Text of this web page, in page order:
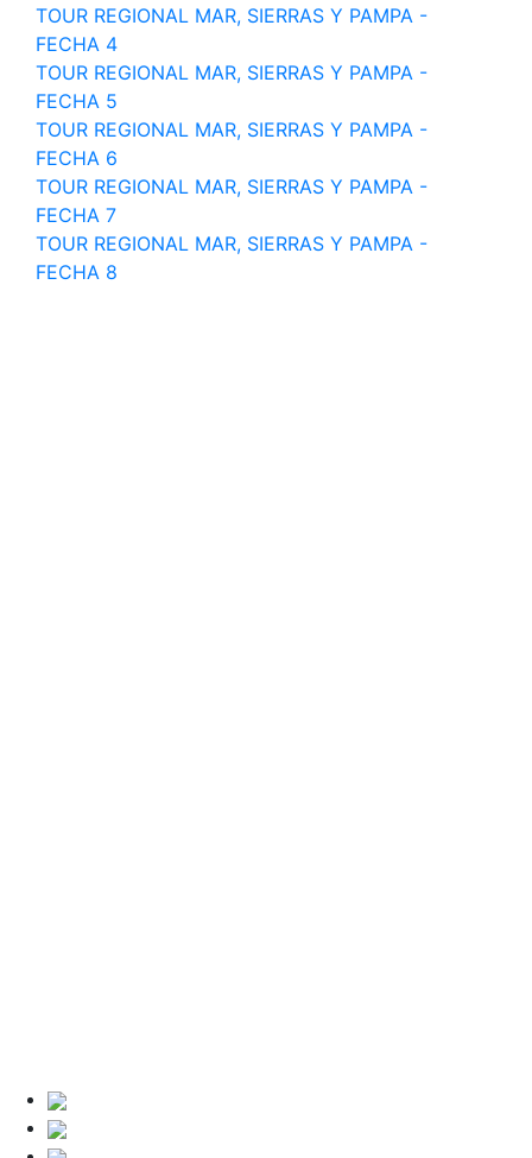
TOUR REGIONAL MAR, SIERRAS Y PAMPA -
FECHA 4
TOUR REGIONAL MAR, SIERRAS Y PAMPA -
FECHA 5
TOUR REGIONAL MAR, SIERRAS Y PAMPA -
FECHA 6
TOUR REGIONAL MAR, SIERRAS Y PAMPA -
FECHA 7
TOUR REGIONAL MAR, SIERRAS Y PAMPA -
FECHA 8